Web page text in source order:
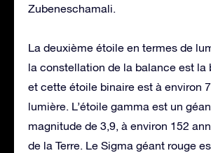
Zubeneschamali.
La deuxième étoile en termes de
la constellation de la balance est la
et cette étoile binaire est à environ
lumière. L’étoile gamma est un
magnitude de 3,9, à environ 152
de la Terre. Le Sigma géant rouge